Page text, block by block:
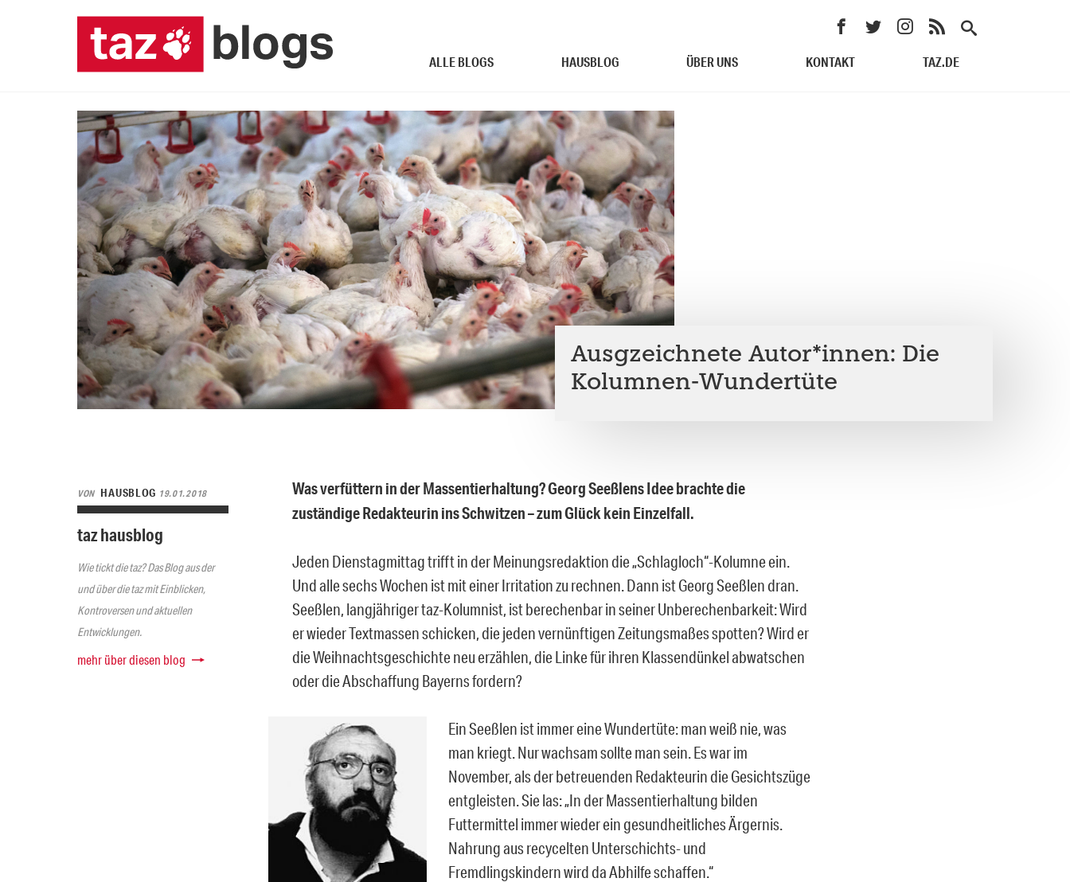
ALLE BLOGS HAUSBLOG ÜBER UNS KONTAKT TAZ.DE
Ausgzeichnete Autor*innen: Die
Kolumnen-Wundertüte
VON HAUSBLOG 19.01.2018
taz hausblog
Wie tickt die taz? Das Blog aus der
und über die taz mit Einblicken,
Kontroversen und aktuellen
Entwicklungen.
mehr über diesen blog
Was verfüttern in der Massentierhaltung? Georg Seeßlens Idee brachte die
zuständige Redakteurin ins Schwitzen – zum Glück kein Einzelfall.
Jeden Dienstagmittag trifft in der Meinungsredaktion die „Schlagloch“-Kolumne ein.
Und alle sechs Wochen ist mit einer Irritation zu rechnen. Dann ist Georg Seeßlen dran.
Seeßlen, langjähriger taz-Kolumnist, ist berechenbar in seiner Unberechenbarkeit: Wird
er wieder Textmassen schicken, die jeden vernünftigen Zeitungsmaßes spotten? Wird er
die Weihnachtsgeschichte neu erzählen, die Linke für ihren Klassendünkel abwatschen
oder die Abschaffung Bayerns fordern?
Ein Seeßlen ist immer eine Wundertüte: man weiß nie, was
man kriegt. Nur wachsam sollte man sein. Es war im
November, als der betreuenden Redakteurin die Gesichtszüge
entgleisten. Sie las: „In der Massentierhaltung bilden
Futtermittel immer wieder ein gesundheitliches Ärgernis.
Nahrung aus recycelten Unterschichts- und
Fremdlingskindern wird da Abhilfe schaffen.“